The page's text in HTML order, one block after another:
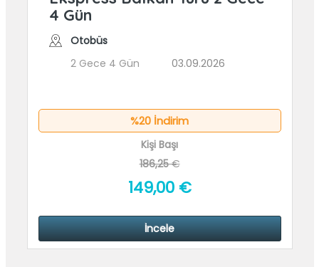
4 Gün
Otobüs
2 Gece 4 Gün
03.09.2026
%20 İndirim
Kişi Başı
186,25€
149,00€
İncele